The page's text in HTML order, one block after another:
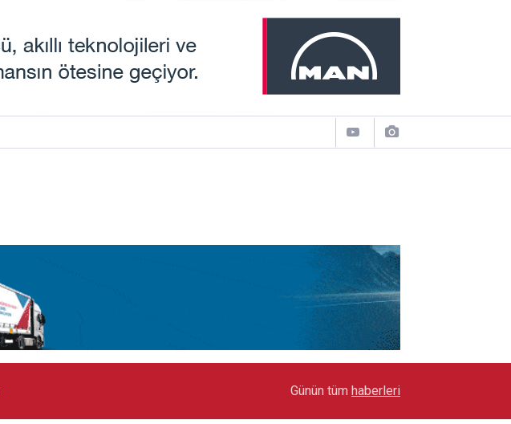
Toyota Otomotiv Sanayi Türkiye Üretime Ara
Günün tüm haberleri